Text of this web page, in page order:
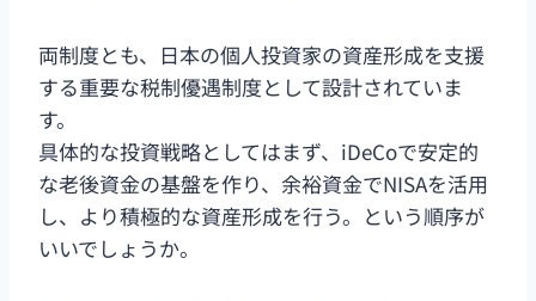
両制度とも、日本の個人投資家の資産形成を支援
する重要な税制優遇制度として設計されていま
す。
具体的な投資戦略としてはまず、iDeCoで安定的
な老後資金の基盤を作り、余裕資金でNISAを活用
し、より積極的な資産形成を行う。という順序が
いいでしょうか。